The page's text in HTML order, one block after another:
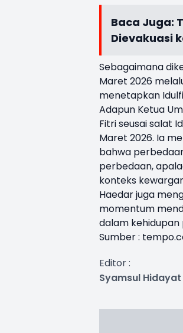
Baca Juga:
Dievakuasi
Sebagaimana
Maret 2026
menetapkan
Adapun Ketua
Fitri seusai salat
Maret 2026. Ia
bahwa
perbedaan,
konteks
Haedar juga
momentum
dalam
Sumber :
Editor :
Syamsul Hidayat